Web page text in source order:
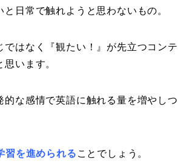
日常で触れようと思わないもの。
はなく『観たい！』が先立つコンテ
います。
的な感情で英語に触れる量を増やしつ
習を進められる ことでしょう。